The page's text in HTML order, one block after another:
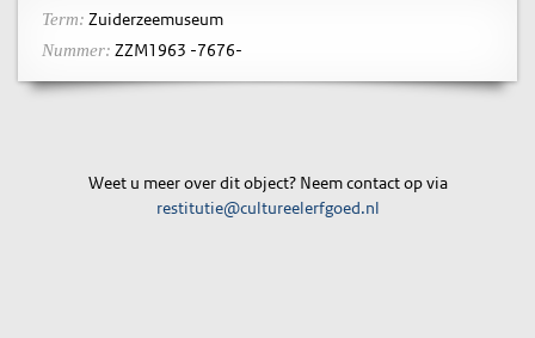
Term: Zuiderzeemuseum
Nummer: ZZM1963 -7676-
Weet u meer over dit object? Neem contact op via
restitutie@cultureelerfgoed.nl